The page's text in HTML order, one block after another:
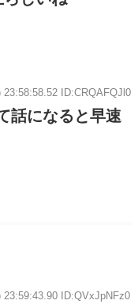
23:58:58.52 ID:CRQAFQJl0
話になると早速
23:59:43.90 ID:QVxJpNFz0